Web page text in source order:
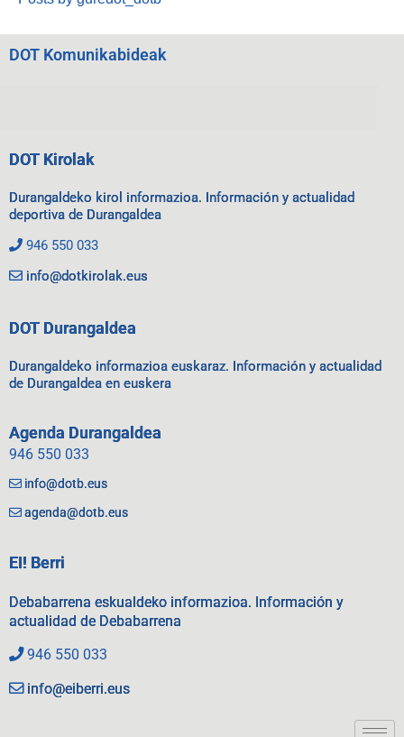
DOT Komunikabideak
DOT Kirolak
Durangaldeko kirol informazioa. Información y actualidad
deportiva de Durangaldea
946 550 033
info@dotkirolak.eus
DOT Durangaldea
Durangaldeko informazioa euskaraz. Información y actualidad
de Durangaldea en euskera
Agenda Durangaldea
946 550 033
info@dotb.eus
agenda@dotb.eus
EI! Berri
Debabarrena eskualdeko informazioa. Información y
actualidad de Debabarrena
946 550 033
info@eiberri.eus